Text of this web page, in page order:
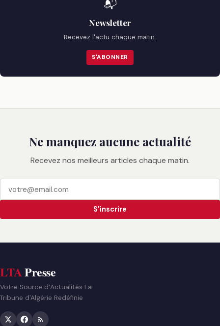
📬
Newsletter
Recevez l'actu chaque matin.
S'ABONNER
Ne manquez aucune actualité
Recevez nos meilleurs articles chaque matin.
S'inscrire
LTAPresse
Votre Source d’Actualités La
Tribune d'Algérie Redéfinie